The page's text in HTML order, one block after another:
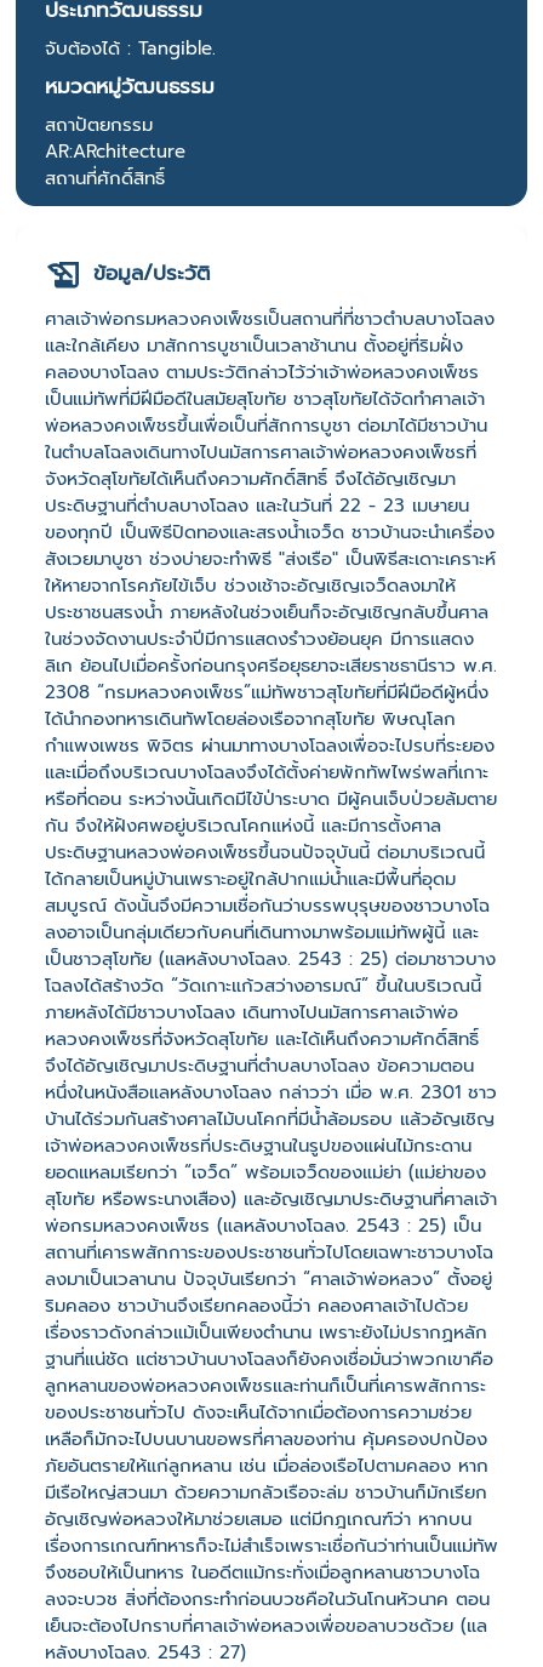
ประเภทวัฒนธรรม
จับต้องได้ : Tangible.
หมวดหมู่วัฒนธรรม
สถาปัตยกรรม
AR:ARchitecture
สถานที่ศักดิ์สิทธิ์
ข้อมูล/ประวัติ
ศาลเจ้าพ่อกรมหลวงคงเพ็ชรเป็นสถานที่ที่ชาวตำบลบางโฉลง
และใกล้เคียง มาสักการบูชาเป็นเวลาช้านาน ตั้งอยู่ที่ริมฝั่ง
คลองบางโฉลง ตามประวัติกล่าวไว้ว่าเจ้าพ่อหลวงคงเพ็ชร
เป็นแม่ทัพที่มีฝีมือดีในสมัยสุโขทัย ชาวสุโขทัยได้จัดทำศาลเจ้า
พ่อหลวงคงเพ็ชรขึ้นเพื่อเป็นที่สักการบูชา ต่อมาได้มีชาวบ้าน
ในตำบลโฉลงเดินทางไปนมัสการศาลเจ้าพ่อหลวงคงเพ็ชรที่
จังหวัดสุโขทัยได้เห็นถึงความศักดิ์สิทธิ์ จึงได้อัญเชิญมา
ประดิษฐานที่ตำบลบางโฉลง และในวันที่ 22 - 23 เมษายน
ของทุกปี เป็นพิธีปิดทองและสรงน้ำเจว็ด ชาวบ้านจะนำเครื่อง
สังเวยมาบูชา ช่วงบ่ายจะทำพิธี "ส่งเรือ" เป็นพิธีสะเดาะเคราะห์
ให้หายจากโรคภัยไข้เจ็บ ช่วงเช้าจะอัญเชิญเจว็ดลงมาให้
ประชาชนสรงน้ำ ภายหลังในช่วงเย็นก็จะอัญเชิญกลับขึ้นศาล
ในช่วงจัดงานประจำปีมีการแสดงรำวงย้อนยุค มีการแสดง
ลิเก ย้อนไปเมื่อครั้งก่อนกรุงศรีอยุธยาจะเสียราชธานีราว พ.ศ.
2308 “กรมหลวงคงเพ็ชร”แม่ทัพชาวสุโขทัยที่มีฝีมือดีผู้หนึ่ง
ได้นำกองทหารเดินทัพโดยล่องเรือจากสุโขทัย พิษณุโลก
กำแพงเพชร พิจิตร ผ่านมาทางบางโฉลงเพื่อจะไปรบที่ระยอง
และเมื่อถึงบริเวณบางโฉลงจึงได้ตั้งค่ายพักทัพไพร่พลที่เกาะ
หรือที่ดอน ระหว่างนั้นเกิดมีไข้ป่าระบาด มีผู้คนเจ็บป่วยล้มตาย
กัน จึงให้ฝังศพอยู่บริเวณโคกแห่งนี้ และมีการตั้งศาล
ประดิษฐานหลวงพ่อคงเพ็ชรขึ้นจนปัจจุบันนี้ ต่อมาบริเวณนี้
ได้กลายเป็นหมู่บ้านเพราะอยู่ใกล้ปากแม่น้ำและมีพื้นที่อุดม
สมบูรณ์ ดังนั้นจึงมีความเชื่อกันว่าบรรพบุรุษของชาวบางโฉ
ลงอาจเป็นกลุ่มเดียวกับคนที่เดินทางมาพร้อมแม่ทัพผู้นี้ และ
เป็นชาวสุโขทัย (แลหลังบางโฉลง. 2543 : 25) ต่อมาชาวบาง
โฉลงได้สร้างวัด “วัดเกาะแก้วสว่างอารมณ์” ขึ้นในบริเวณนี้
ภายหลังได้มีชาวบางโฉลง เดินทางไปนมัสการศาลเจ้าพ่อ
หลวงคงเพ็ชรที่จังหวัดสุโขทัย และได้เห็นถึงความศักดิ์สิทธิ์
จึงได้อัญเชิญมาประดิษฐานที่ตำบลบางโฉลง ข้อความตอน
หนึ่งในหนังสือแลหลังบางโฉลง กล่าวว่า เมื่อ พ.ศ. 2301 ชาว
บ้านได้ร่วมกันสร้างศาลไม้บนโคกที่มีน้ำล้อมรอบ แล้วอัญเชิญ
เจ้าพ่อหลวงคงเพ็ชรที่ประดิษฐานในรูปของแผ่นไม้กระดาน
ยอดแหลมเรียกว่า “เจว็ด” พร้อมเจว็ดของแม่ย่า (แม่ย่าของ
สุโขทัย หรือพระนางเสือง) และอัญเชิญมาประดิษฐานที่ศาลเจ้า
พ่อกรมหลวงคงเพ็ชร (แลหลังบางโฉลง. 2543 : 25) เป็น
สถานที่เคารพสักการะของประชาชนทั่วไปโดยเฉพาะชาวบางโฉ
ลงมาเป็นเวลานาน ปัจจุบันเรียกว่า “ศาลเจ้าพ่อหลวง” ตั้งอยู่
ริมคลอง ชาวบ้านจึงเรียกคลองนี้ว่า คลองศาลเจ้าไปด้วย
เรื่องราวดังกล่าวแม้เป็นเพียงตำนาน เพราะยังไม่ปรากฏหลัก
ฐานที่แน่ชัด แต่ชาวบ้านบางโฉลงก็ยังคงเชื่อมั่นว่าพวกเขาคือ
ลูกหลานของพ่อหลวงคงเพ็ชรและท่านก็เป็นที่เคารพสักการะ
ของประชาชนทั่วไป ดังจะเห็นได้จากเมื่อต้องการความช่วย
เหลือก็มักจะไปบนบานขอพรที่ศาลของท่าน คุ้มครองปกป้อง
ภัยอันตรายให้แก่ลูกหลาน เช่น เมื่อล่องเรือไปตามคลอง หาก
มีเรือใหญ่สวนมา ด้วยความกลัวเรือจะล่ม ชาวบ้านก็มักเรียก
อัญเชิญพ่อหลวงให้มาช่วยเสมอ แต่มีกฎเกณฑ์ว่า หากบน
เรื่องการเกณฑ์ทหารก็จะไม่สำเร็จเพราะเชื่อกันว่าท่านเป็นแม่ทัพ
จึงชอบให้เป็นทหาร ในอดีตแม้กระทั่งเมื่อลูกหลานชาวบางโฉ
ลงจะบวช สิ่งที่ต้องกระทำก่อนบวชคือในวันโกนหัวนาค ตอน
เย็นจะต้องไปกราบที่ศาลเจ้าพ่อหลวงเพื่อขอลาบวชด้วย (แล
หลังบางโฉลง. 2543 : 27)